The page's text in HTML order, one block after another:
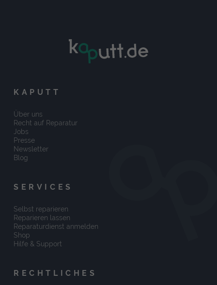
KAPUTT
Über uns
Recht auf Reparatur
Jobs
Presse
Newsletter
Blog
SERVICES
Selbst reparieren
Reparieren lassen
Reparaturdienst anmelden
Shop
Hilfe & Support
RECHTLICHES